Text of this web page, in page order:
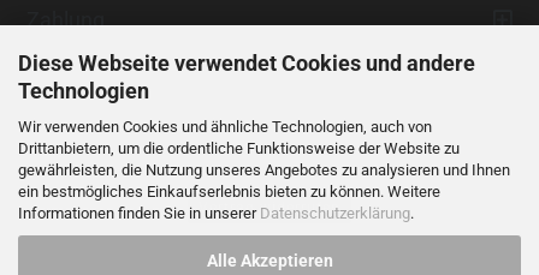
Diese Webseite verwendet Cookies und andere
Technologien
Wir verwenden Cookies und ähnliche Technologien, auch von
Drittanbietern, um die ordentliche Funktionsweise der Website zu
gewährleisten, die Nutzung unseres Angebotes zu analysieren und Ihnen
ein bestmögliches Einkaufserlebnis bieten zu können. Weitere
Informationen finden Sie in unserer Datenschutzerklärung.
Alle Akzeptieren
Zahlung
Vertrag widerrufen